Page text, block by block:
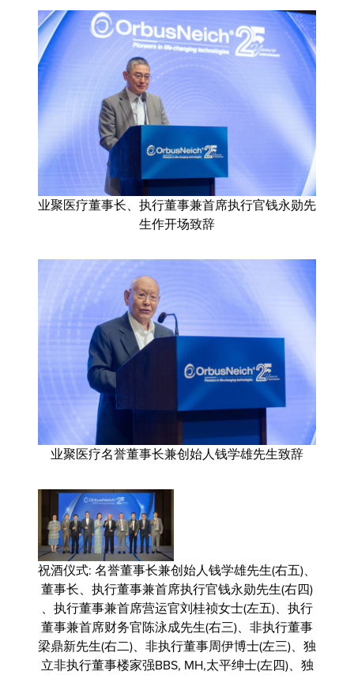
业聚医疗董事长、执行董事兼首席执行官钱永勋先
生作开场致辞
业聚医疗名誉董事长兼创始人钱学雄先生致辞
祝酒仪式: 名誉董事长兼创始人钱学雄先生(右五)、
董事长、执行董事兼首席执行官钱永勋先生(右四)
、执行董事兼首席营运官刘桂祯女士(左五)、执行
董事兼首席财务官陈泳成先生(右三)、非执行董事
梁鼎新先生(右二)、非执行董事周伊博士(左三)、独
立非执行董事楼家强BBS, MH,太平绅士(左四)、独